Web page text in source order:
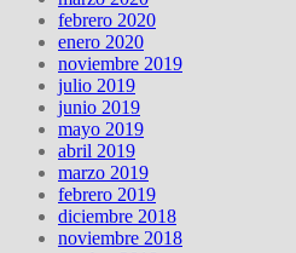
febrero 2020
enero 2020
noviembre 2019
julio 2019
junio 2019
mayo 2019
abril 2019
marzo 2019
febrero 2019
diciembre 2018
noviembre 2018